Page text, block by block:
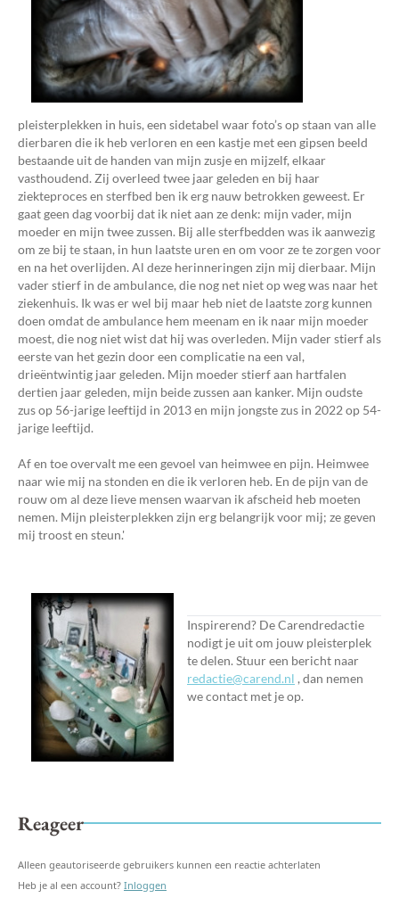
pleisterplekken in huis, een sidetabel waar foto’s op staan van alle
dierbaren die ik heb verloren en een kastje met een gipsen beeld
bestaande uit de handen van mijn zusje en mijzelf, elkaar
vasthoudend. Zij overleed twee jaar geleden en bij haar
ziekteproces en sterfbed ben ik erg nauw betrokken geweest. Er
gaat geen dag voorbij dat ik niet aan ze denk: mijn vader, mijn
moeder en mijn twee zussen. Bij alle sterfbedden was ik aanwezig
om ze bij te staan, in hun laatste uren en om voor ze te zorgen voor
en na het overlijden. Al deze herinneringen zijn mij dierbaar. Mijn
vader stierf in de ambulance, die nog net niet op weg was naar het
ziekenhuis. Ik was er wel bij maar heb niet de laatste zorg kunnen
doen omdat de ambulance hem meenam en ik naar mijn moeder
moest, die nog niet wist dat hij was overleden. Mijn vader stierf als
eerste van het gezin door een complicatie na een val,
drieëntwintig jaar geleden. Mijn moeder stierf aan hartfalen
dertien jaar geleden, mijn beide zussen aan kanker. Mijn oudste
zus op 56-jarige leeftijd in 2013 en mijn jongste zus in 2022 op 54-
jarige leeftijd.
Af en toe overvalt me een gevoel van heimwee en pijn. Heimwee
naar wie mij na stonden en die ik verloren heb. En de pijn van de
rouw om al deze lieve mensen waarvan ik afscheid heb moeten
nemen. Mijn pleisterplekken zijn erg belangrijk voor mij; ze geven
mij troost en steun.'
Inspirerend? De Carendredactie
nodigt je uit om jouw pleisterplek
te delen. Stuur een bericht naar
redactie@carend.nl , dan nemen
we contact met je op.
Reageer
Alleen geautoriseerde gebruikers kunnen een reactie achterlaten
Heb je al een account? Inloggen